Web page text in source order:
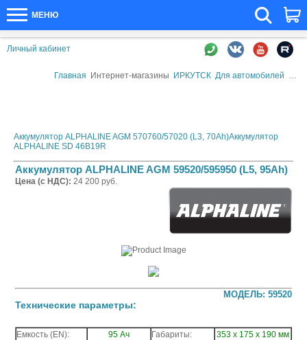
МЕНЮ
Личный кабинет
Главная Интернет-магазины ИРКУТСК Для автомобилей
Аккумулятор ALPHALINE AGM 570760/57020 (L3, 70Ah)Аккумулятор
ALPHALINE SD 46B19R
Аккумулятор ALPHALINE AGM 59520/595950 (L5, 95Ah)
Цена (с НДС): 24 200 руб.
МОДЕЛЬ: 59520
Технические параметры:
Емкость (EN): 95 Ач Габариты:
353 х 175 х 190 мм